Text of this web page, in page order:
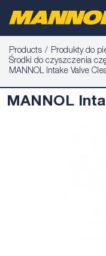
Products
Produkty do
Środki do czyszczenia
MANNOL Intake Valve
MANNOL